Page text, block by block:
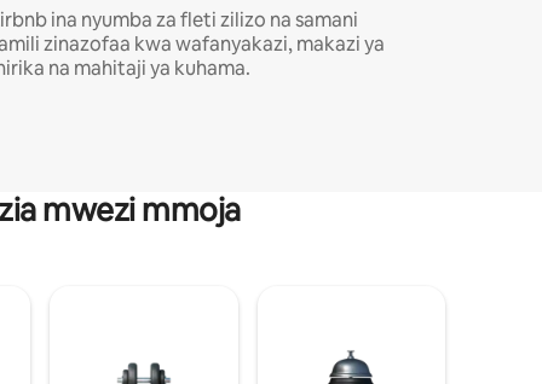
ina nyumba za fleti zilizo na samani
zinazofaa kwa wafanyakazi, makazi ya
na mahitaji ya kuhama.
mwezi mmoja